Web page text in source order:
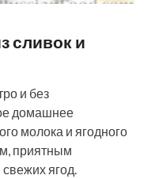
сливок и
и без
домашнее
молока и ягодного
приятным
ягод.